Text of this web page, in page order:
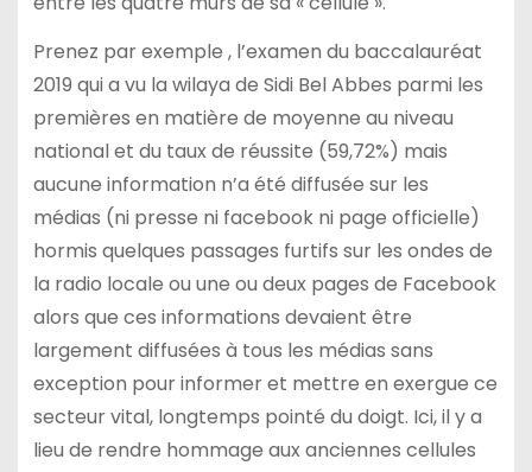
Prenez par exemple , l’examen du baccalauréat
2019 qui a vu la wilaya de Sidi Bel Abbes parmi les
premières en matière de moyenne au niveau
national et du taux de réussite (59,72%) mais
aucune information n’a été diffusée sur les
médias (ni presse ni facebook ni page officielle)
hormis quelques passages furtifs sur les ondes de
la radio locale ou une ou deux pages de Facebook
alors que ces informations devaient être
largement diffusées à tous les médias sans
exception pour informer et mettre en exergue ce
secteur vital, longtemps pointé du doigt. Ici, il y a
lieu de rendre hommage aux anciennes cellules